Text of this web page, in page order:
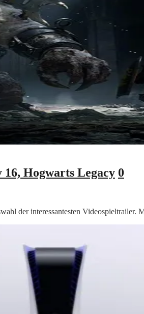
16, Hogwarts Legacy 0
der interessantesten Videospieltrailer.